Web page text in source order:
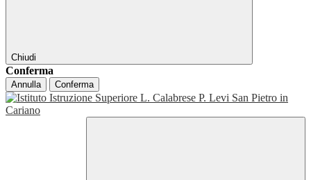
Chiudi
Conferma
Annulla Conferma